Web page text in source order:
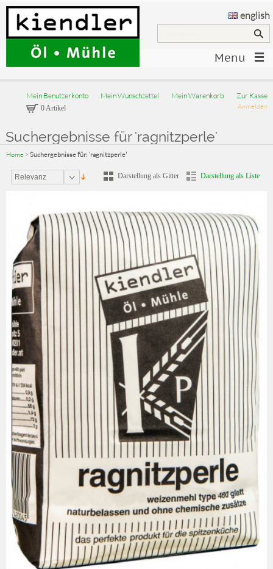
english
Menu
Mein Benutzerkonto Mein Wunschzettel Mein Warenkorb Zur Kasse
Anmelden
0 Artikel
Suchergebnisse für 'ragnitzperle'
Home > Suchergebnisse für: 'ragnitzperle'
Relevanz Darstellung als Gitter Darstellung als Liste